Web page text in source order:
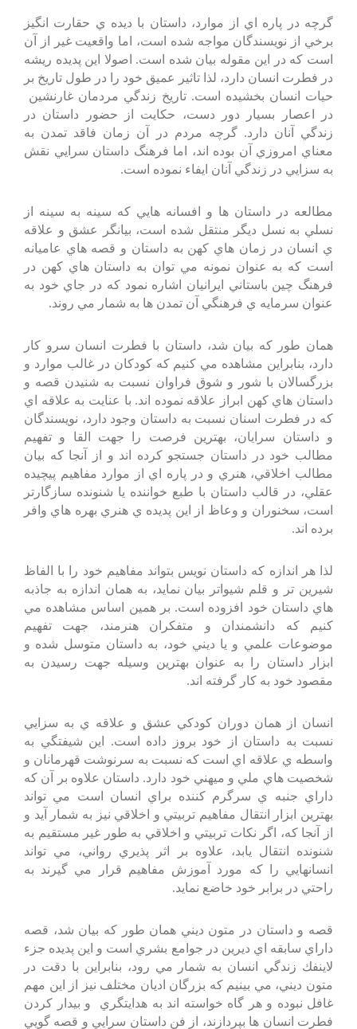
گرچه در پاره اي از موارد، داستان با ديده ي حقارت انگيز
برخي از نويسندگان مواجه شده است، اما واقعيت غير از آن
است كه در اين مقوله بيان شده است. اصولا اين پديده ريشه
در فطرت انسان دارد، لذا تاثير عميق خود را در طول تاريخ بر
حيات انسان بخشيده است. تاريخ زندگي مردمان غارنشين
در اعصار بسيار دور دست، حكايت از حضور داستان در
زندگي آنان دارد. گرچه مردم در آن زمان فاقد تمدن به
معناي امروزي آن بوده اند، اما فرهنگ داستان سرايي نقش
به سزايي در زندگي آنان ايفاء نموده است.
مطالعه در داستان ها و افسانه هايي كه سينه به سينه از
نسلي به نسل ديگر منتقل شده است، بيانگر عشق و علاقه
ي انسان در زمان هاي كهن به داستان و قصه هاي عاميانه
است كه به عنوان نمونه مي توان به داستان هاي كهن در
فرهنگ چين باستاني ايرانيان اشاره نمود كه در جاي خود به
عنوان سرمايه ي فرهنگي آن تمدن ها به شمار مي روند.
همان طور كه بيان شد، داستان با فطرت انسان سرو كار
دارد، بنابراين مشاهده مي كنيم كه كودكان در غالب موارد و
بزرگسالان با شور و شوق فراوان نسبت به شنيدن قصه و
داستان هاي كهن ابراز علاقه نموده اند. با عنايت به علاقه اي
كه در فطرت اسنان نسبت به داستان وجود دارد، نويسندگان
و داستان سرايان، بهترين فرصت را جهت القا و تفهيم
مطالب خود در داستان جستجو كرده اند و از آنجا كه بيان
مطالب اخلاقي، هنري و در پاره اي از موارد مفاهيم پيچيده
عقلي، در قالب داستان با طبع خواننده يا شنونده سازگارتر
است، سخنوران و وعاظ از اين پديده ي هنري بهره هاي وافر
برده اند.
لذا هر اندازه كه داستان نويس بتواند مفاهيم خود را با الفاظ
شيرين تر و قلم شيواتر بيان نمايد، به همان اندازه به جاذبه
هاي داستان خود افزوده است. بر همين اساس مشاهده مي
كنيم كه دانشمندان و متفكران هنرمند، جهت تفهيم
موضوعات علمي و يا ديني خود، به داستان متوسل شده و
ابزار داستان را به عنوان بهترين وسيله جهت رسيدن به
مقصود خود به كار گرفته اند.
انسان از همان دوران كودكي عشق و علاقه ي به سزايي
نسبت به داستان از خود بروز داده است. اين شيفتگي به
واسطه ي علاقه اي است كه نسبت به سرنوشت قهرمانان و
شخصيت هاي ملي و ميهني خود دارد. داستان علاوه بر آن كه
داراي جنبه ي سرگرم كننده براي انسان است مي تواند
بهترين ابزار انتقال مفاهيم تربيتي و اخلاقي نيز به شمار آيد و
از آنجا كه، اگر نكات تربيتي و اخلاقي به طور غير مستقيم به
شنونده انتقال يابد، علاوه بر اثر پذيري رواني، مي تواند
انسانهايي را كه مورد آموزش مفاهيم قرار مي گيرند به
راحتي در برابر خود خاضع نمايد.
قصه و داستان در متون ديني همان طور كه بيان شد، قصه
داراي سابقه اي ديرين در جوامع بشري است و اين پديده جزء
لاينفك زندگي انسان به شمار مي رود، بنابراين با دقت در
متون ديني، مي بينيم كه بزرگان اديان مختلف نيز از اين مهم
غافل نبوده و هر گاه خواسته اند به هدايتگري و بيدار كردن
فطرت انسان ها بپردازند، از فن داستان سرايي و قصه گويي